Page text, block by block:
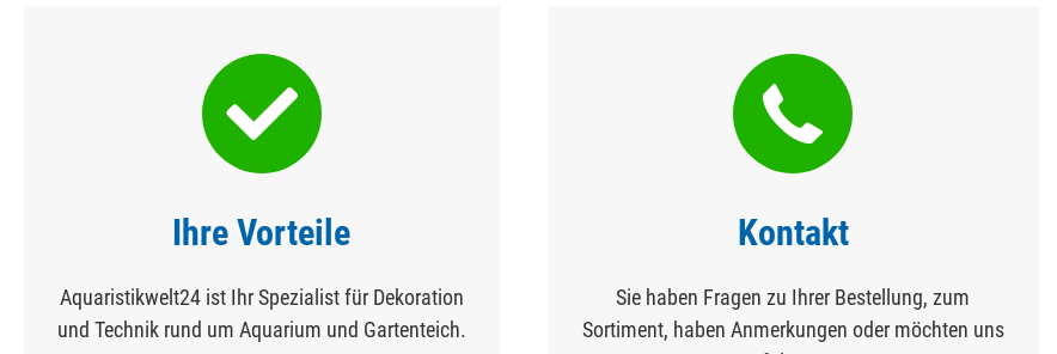
Ihre Vorteile
Aquaristikwelt24 ist Ihr Spezialist für Dekoration
und Technik rund um Aquarium und Gartenteich.
Kontakt
Sie haben Fragen zu Ihrer Bestellung, zum
Sortiment, haben Anmerkungen oder möchten uns